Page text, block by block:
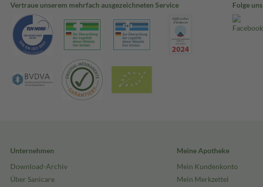
Vertraue unserem mehrfach ausgezeichneten Service Folge uns
Unternehmen
Download-Archiv
Über Sanicare
Meine Apotheke
Mein Kundenkonto
Mein Merkzettel